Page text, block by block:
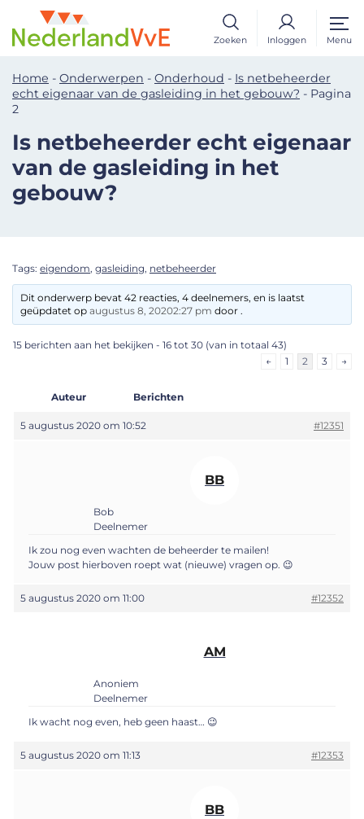
Zoeken Inloggen Menu
Home - Onderwerpen - Onderhoud - Is netbeheerder
echt eigenaar van de gasleiding in het gebouw? - Pagina
2
Is netbeheerder echt eigenaar
van de gasleiding in het
gebouw?
Tags: eigendom, gasleiding, netbeheerder
Dit onderwerp bevat 42 reacties, 4 deelnemers, en is laatst
geüpdatet opaugustus 8, 20202:27 pm door .
15 berichten aan het bekijken - 16 tot 30 (van in totaal 43)
←
1 2 3 →
Auteur Berichten
5 augustus 2020 om 10:52 #12351
BB
Bob
Deelnemer
Ik zou nog even wachten de beheerder te mailen!
Jouw post hierboven roept wat (nieuwe) vragen op. 😉
5 augustus 2020 om 11:00 #12352
AM
Anoniem
Deelnemer
Ik wacht nog even, heb geen haast… 😉
5 augustus 2020 om 11:13 #12353
BB